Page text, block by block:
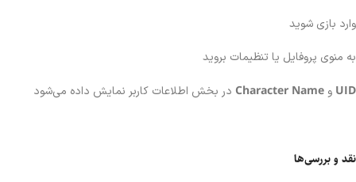
وارد بازی شوید
به منوی پروفایل یا تنظیمات بروید
UID و Character Name در بخش اطلاعات کاربر نمایش داده می‌شود
نقد و بررسی‌ها